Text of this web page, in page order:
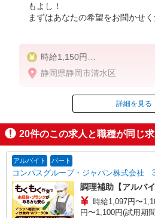
もよし！
まずはあなたの希望をお聞かせく
時給1,150円
※22:00〜翌5:00：時給1,438円
※高校生時給1,100円
静岡県静岡市清水区
掲載期間終
詳細を見る
20件のこの求人と職種が同じ求
アルバイト パート
コンパスグループ・ジャパン株式会社
調理補助【アルバ
時給1,097円〜1,100円 試用期間中
円〜1,100円(試用期間2ヶ月) 残業